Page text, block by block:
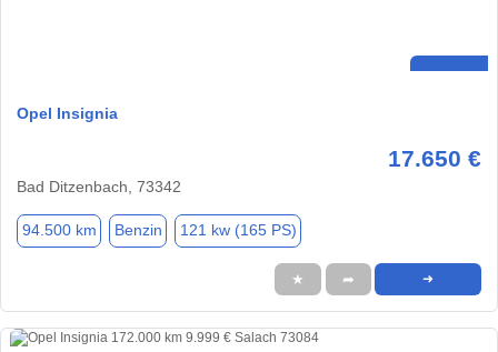
Opel Insignia
17.650 €
Bad Ditzenbach, 73342
94.500 km Benzin 121 kw (165 PS)
★ ➦ ➜